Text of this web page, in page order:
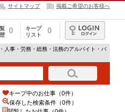
サイトマップ 掲載ご希望のお客様へ
0
キープ
リスト
0
ログイン
人事・労務・総務・法務のアルバイト・バ
キープ中のお仕事（0件）
保存した検索条件（0件）